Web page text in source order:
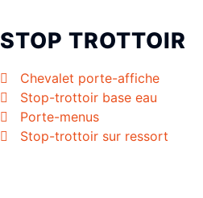
STOP TROTTOIR
Chevalet porte-affiche
Stop-trottoir base eau
Porte-menus
Stop-trottoir sur ressort